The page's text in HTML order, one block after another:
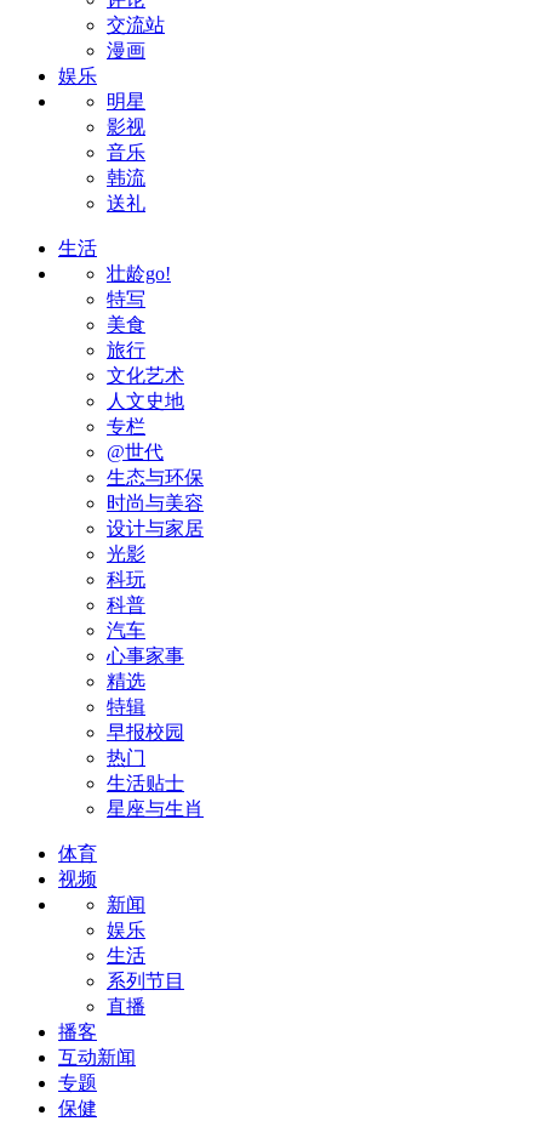
交流站
漫画
娱乐
明星
影视
音乐
韩流
送礼
生活
壮龄go!
特写
美食
旅行
文化艺术
人文史地
专栏
@世代
生态与环保
时尚与美容
设计与家居
光影
科玩
科普
汽车
心事家事
精选
特辑
早报校园
热门
生活贴士
星座与生肖
体育
视频
新闻
娱乐
生活
系列节目
直播
播客
互动新闻
专题
保健